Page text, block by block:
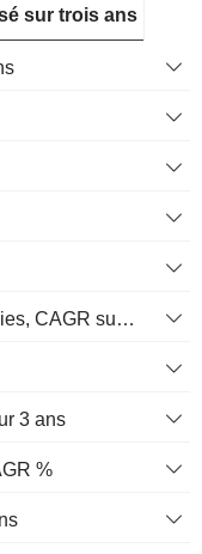
sur trois ans
Bénéfices des activités poursuivies, CAGR sur 3 ans
3 ans
%